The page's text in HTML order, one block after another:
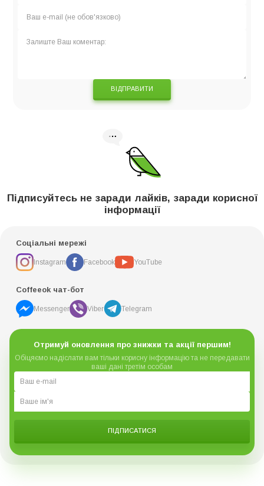
ВІДПРАВИТИ
Підписуйтесь не заради лайків, заради корисної
інформації
Соціальні мережі
Instagram Facebook YouTube
Coffeeok чат-бот
Messenger Viber Telegram
Отримуй оновлення про знижки та акції першим!
Обіцяємо надіслати вам тільки корисну інформацію та не передавати
ваші дані третім особам
ПІДПИСАТИСЯ